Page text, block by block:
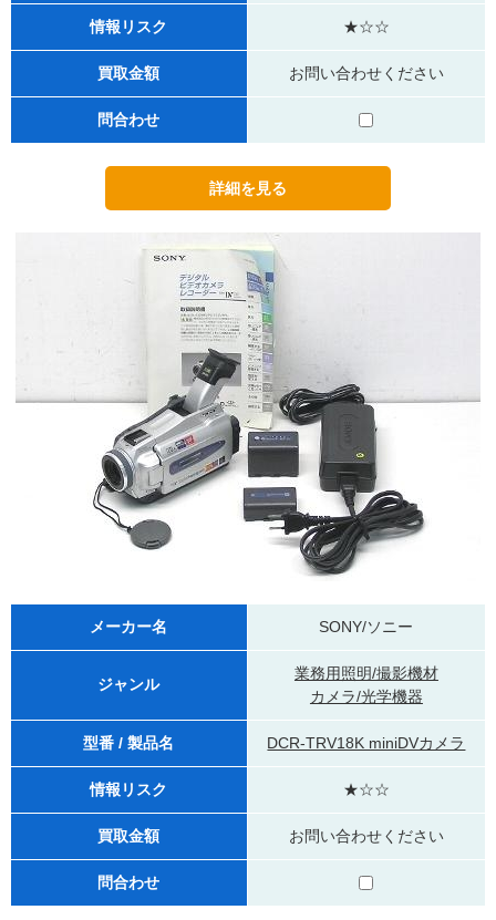
情報リスク ★☆☆
買取金額 お問い合わせください
問合わせ
メーカー名 SONY/ソニー
ジャンル
業務用照明/撮影機材
カメラ/光学機器
型番 / 製品名 DCR-TRV18K miniDVカメラ
情報リスク ★☆☆
買取金額 お問い合わせください
問合わせ